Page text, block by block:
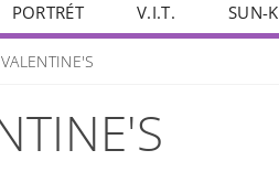
PORTRÉT V.I.T.
SUN-